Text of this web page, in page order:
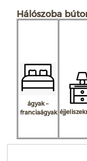
Hálószoba
ágyak –
franciaágyak